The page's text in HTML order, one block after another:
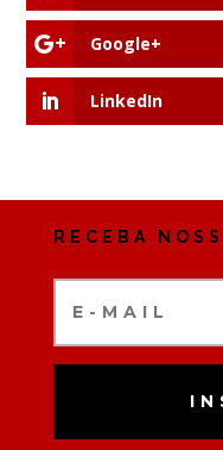
Google+
LinkedIn
RECEBA